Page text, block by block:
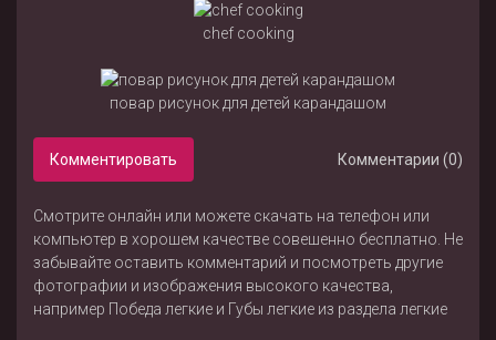
chef cooking
повар рисунок для детей карандашом
Комментировать Комментарии (0)
Смотрите онлайн или можете скачать на телефон или
компьютер в хорошем качестве совешенно бесплатно. Не
забывайте оставить комментарий и посмотреть другие
фотографии и изображения высокого качества,
например Победа легкие и Губы легкие из раздела легкие